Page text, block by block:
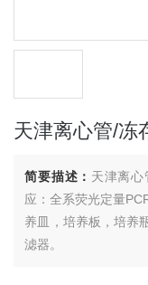
天津离心管/冻
简要描述： 天津离
应：全系荧光定量
养皿，培养板，培养
滤器。